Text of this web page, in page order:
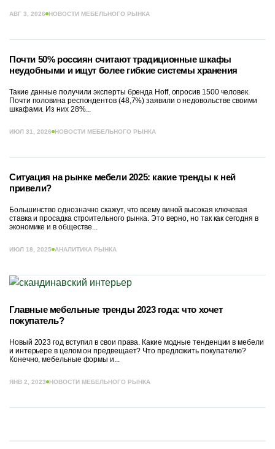
АВГ 3, 2026 НОВОСТИ МЕБЕЛЬНОГО РЫНКА
Почти 50% россиян считают традиционные шкафы
неудобными и ищут более гибкие системы хранения
Такие данные получили эксперты бренда Hoff, опросив 1500 человек.
Почти половина респондентов (48,7%) заявили о недовольстве своими
шкафами. Из них 28%...
ИЮЛ 31, 2026 НОВОСТИ МЕБЕЛЬНОГО РЫНКА
Ситуация на рынке мебели 2025: какие тренды к ней
привели?
Большинство однозначно скажут, что всему виной высокая ключевая
ставка и просадка строительного рынка. Это верно, но так как сегодня в
экономике и в обществе...
ИЮЛ 18, 2025 АНАЛИТИКА РЫНКА
Главные мебельные тренды 2023 года: что хочет
покупатель?
Новый 2023 год вступил в свои права. Какие модные тенденции в мебели
и интерьере в целом он предвещает? Что предложить покупателю?
Конечно, мебельные формы и...
ЯНВ 2, 2023 НОВОСТИ МЕБЕЛЬНОГО РЫНКА